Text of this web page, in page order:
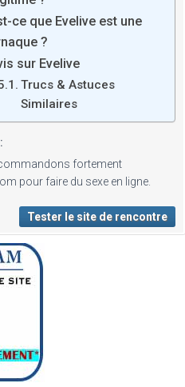
ce que Evelive est une
?
sur Evelive
Trucs & Astuces
Similaires
fortement
pour faire du sexe en ligne.
Tester le site de rencontre